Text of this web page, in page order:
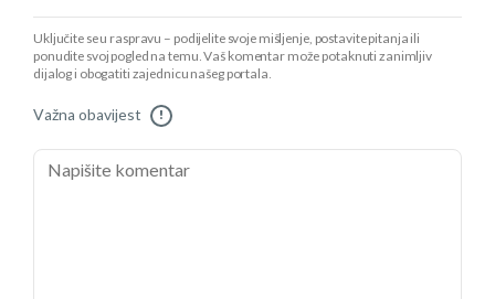
Uključite se u raspravu – podijelite svoje mišljenje, postavite pitanja ili
ponudite svoj pogled na temu. Vaš komentar može potaknuti zanimljiv
dijalog i obogatiti zajednicu našeg portala.
Važna obavijest !